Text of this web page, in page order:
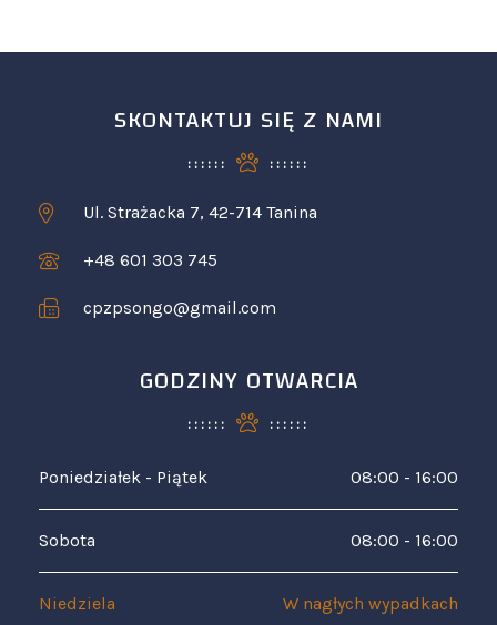
SKONTAKTUJ SIĘ Z NAMI
Ul. Strażacka 7, 42-714 Tanina
+48 601 303 745
cpzpsongo@gmail.com
GODZINY OTWARCIA
Poniedziałek - Piątek 08:00 - 16:00
Sobota 08:00 - 16:00
Niedziela W nagłych wypadkach